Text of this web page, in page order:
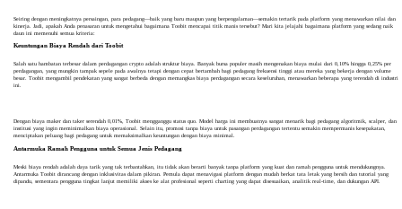
Seiring dengan meningkatnya persaingan, para pedagang—baik yang baru maupun yang berpengalaman—semakin tertarik pada platform yang menawarkan nilai dan
kinerja. Jadi, apakah Anda penasaran untuk mengetahui bagaimana Toobit mencapai titik manis tersebut? Mari kita jelajahi bagaimana platform yang sedang naik
daun ini memenuhi semua kriteria:
Keuntungan Biaya Rendah dari Toobit
Salah satu hambatan terbesar dalam perdagangan crypto adalah struktur biaya. Banyak bursa populer masih mengenakan biaya mulai dari 0,10% hingga 0,25% per
perdagangan, yang mungkin tampak sepele pada awalnya tetapi dengan cepat bertambah bagi pedagang frekuensi tinggi atau mereka yang bekerja dengan volume
besar. Toobit mengambil pendekatan yang sangat berbeda dengan memangkas biaya perdagangan secara keseluruhan, menawarkan beberapa yang terendah di industri
ini.
Dengan biaya maker dan taker serendah 0,01%, Toobit mengganggu status quo. Model harga ini membuatnya sangat menarik bagi pedagang algoritmik, scalper, dan
institusi yang ingin meminimalkan biaya operasional. Selain itu, promosi tanpa biaya untuk pasangan perdagangan tertentu semakin mempermanis kesepakatan,
menciptakan peluang bagi pedagang untuk memaksimalkan keuntungan dengan biaya minimal.
Antarmuka Ramah Pengguna untuk Semua Jenis Pedagang
Meski biaya rendah adalah daya tarik yang tak terbantahkan, itu tidak akan berarti banyak tanpa platform yang kuat dan ramah pengguna untuk mendukungnya.
Antarmuka Toobit dirancang dengan inklusivitas dalam pikiran. Pemula dapat menavigasi platform dengan mudah berkat tata letak yang bersih dan tutorial yang
dipandu, sementara pengguna tingkat lanjut memiliki akses ke alat profesional seperti charting yang dapat disesuaikan, analitik real-time, dan dukungan API.